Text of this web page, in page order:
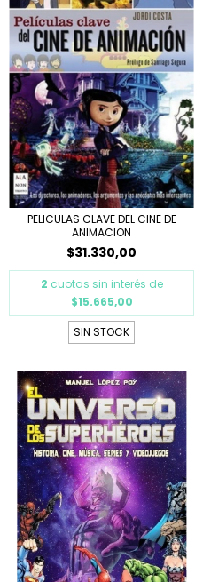
PELICULAS CLAVE DEL CINE DE
ANIMACION
$31.330,00
2 cuotas sin interés de
$15.665,00
SIN STOCK